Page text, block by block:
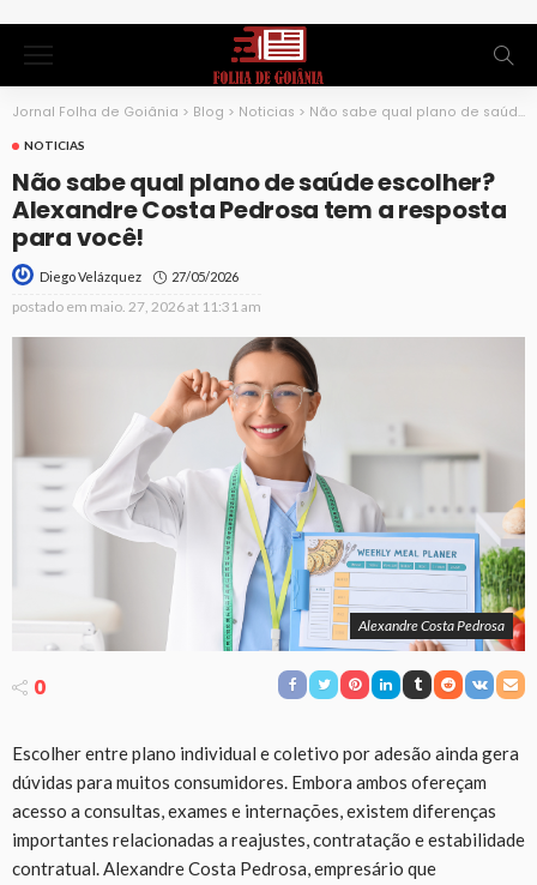
Jornal Folha de Goiânia > Blog > Noticias > Não sabe qual plano de saúde escolher? Alexandre Costa Pedrosa tem a resposta para você!
NOTICIAS
Não sabe qual plano de saúde escolher?
Alexandre Costa Pedrosa tem a resposta
para você!
Diego Velázquez 27/05/2026
postado em maio. 27, 2026 at 11:31 am
Alexandre Costa Pedrosa
0
Escolher entre plano individual e coletivo por adesão ainda gera
dúvidas para muitos consumidores. Embora ambos ofereçam
acesso a consultas, exames e internações, existem diferenças
importantes relacionadas a reajustes, contratação e estabilidade
contratual. Alexandre Costa Pedrosa, empresário que